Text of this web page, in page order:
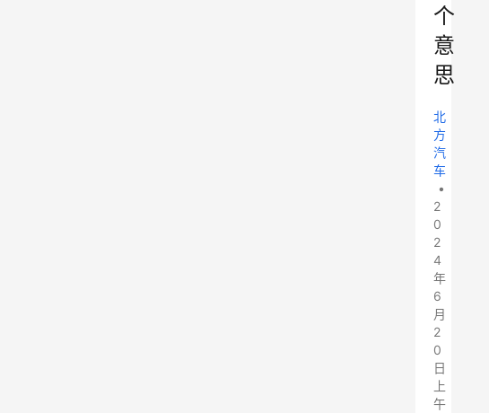
个
意
思
北
方
汽
车
•
2
0
2
4
年
6
月
2
0
日
上
午